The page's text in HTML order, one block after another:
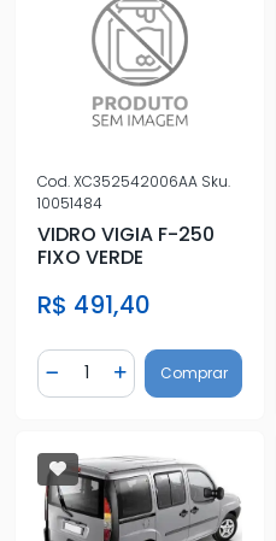
Cod.XC352542006AA Sku.
10051484
VIDRO VIGIA F-250
FIXO VERDE
R$ 491,40
Diminuir Quantidade
Quantidade
Adicionar Quantidade
Comprar